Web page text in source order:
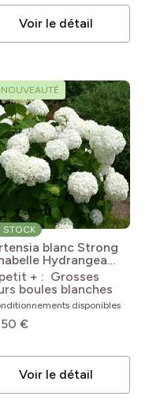
Voir le détail
NOUVEAUTÉ
STOCK
blanc Strong
Hydrangea
Strong
+ : Grosses
boules blanches
disponibles
€
Voir le détail